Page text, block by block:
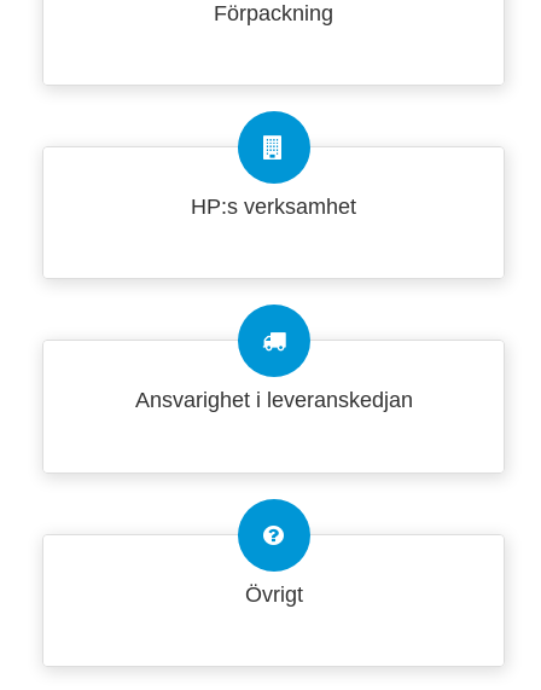
Förpackning
HP:s verksamhet
Ansvarighet i leveranskedjan
Övrigt